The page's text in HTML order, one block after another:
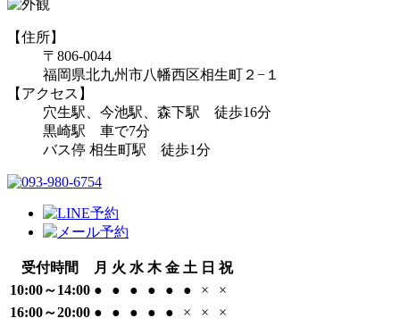
【住所】
〒806-0044
福岡県北九州市八幡西区相生町２−１
【アクセス】
穴生駅、今池駅、森下駅 徒歩16分
黒崎駅 車で7分
バス停 相生町駅 徒歩1分
受付時間 月 火 水 木 金 土 日 祝
10:00～14:00 ● ● ● ● ● ● ×
×
16:00～20:00 ● ● ● ● ● × × ×